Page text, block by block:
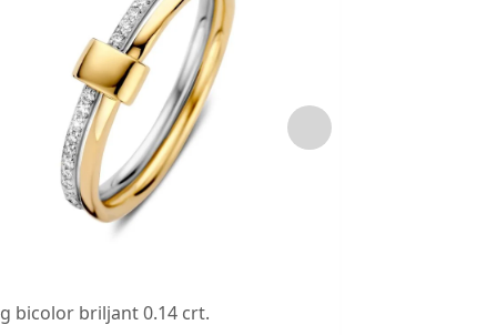
bicolor briljant 0.14 crt.